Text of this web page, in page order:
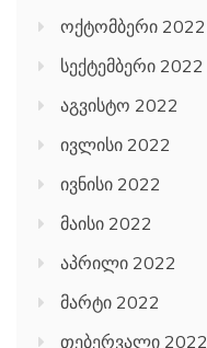
ოქტომბერი 2022
სექტემბერი 2022
აგვისტო 2022
ივლისი 2022
ივნისი 2022
მაისი 2022
აპრილი 2022
მარტი 2022
თებერვალი 2022